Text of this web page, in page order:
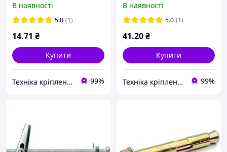
В наявності
5.0 (1)
14.71 ₴
Купити
Техніка кріплення "Метрекс Київ" 99%
В наявності
5.0 (1)
41.20₴
Купити
Техніка кріплення "Метрекс Київ" 99%